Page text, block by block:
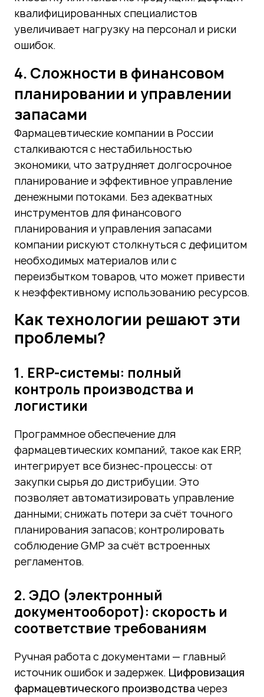
квалифицированных специалистов
увеличивает нагрузку на персонал и риски
ошибок.
4. Сложности в финансовом
планировании и управлении
запасами
Фармацевтические компании в России
сталкиваются с нестабильностью
экономики, что затрудняет долгосрочное
планирование и эффективное управление
денежными потоками. Без адекватных
инструментов для финансового
планирования и управления запасами
компании рискуют столкнуться с дефицитом
необходимых материалов или с
переизбытком товаров, что может привести
к неэффективному использованию ресурсов.
Как технологии решают эти
проблемы?
1. ERP-системы: полный
контроль производства и
логистики
Программное обеспечение для
фармацевтических компаний, такое как ERP,
интегрирует все бизнес-процессы: от
закупки сырья до дистрибуции. Это
позволяет автоматизировать управление
данными; снижать потери за счёт точного
планирования запасов; контролировать
соблюдение GMP за счёт встроенных
регламентов.
2. ЭДО (электронный
документооборот): скорость и
соответствие требованиям
Ручная работа с документами — главный
источник ошибок и задержек. Цифровизация
фармацевтического производства через